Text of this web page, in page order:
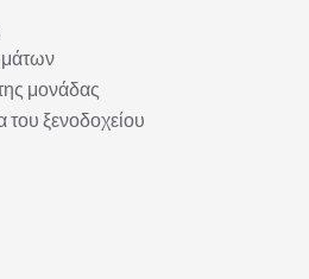
μονάδας
του ξενοδοχείου